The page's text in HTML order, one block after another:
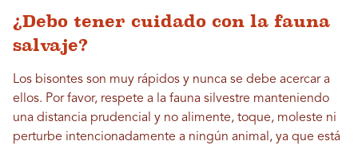
¿Debo tener cuidado con la fauna
salvaje?
Los bisontes son muy rápidos y nunca se debe acercar a
ellos. Por favor, respete a la fauna silvestre manteniendo
una distancia prudencial y no alimente, toque, moleste ni
perturbe intencionadamente a ningún animal, ya que está